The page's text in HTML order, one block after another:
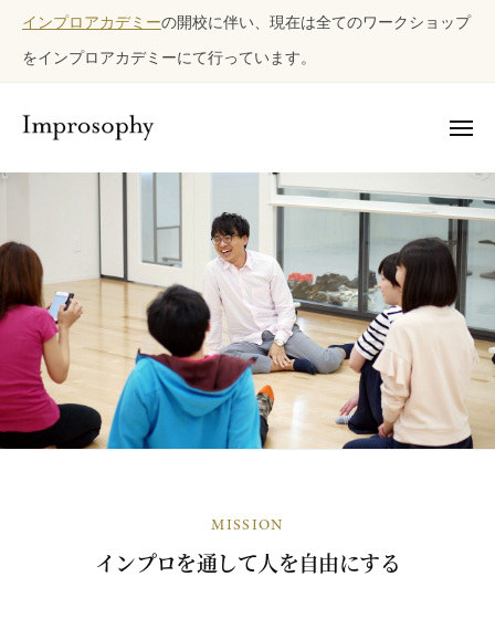
へ
ッ
プ
インプロアカデミーの開校に伴い、現在は全てのワークショップ
をインプロアカデミーにて行っています。
ロ
ソ
フ
ィ
ー
ロ
ワ
ー
ク
シ
ョ
ッ
メ
ー
MISSION
インプロを通して人を自由にする
ン
プ
フ
ー